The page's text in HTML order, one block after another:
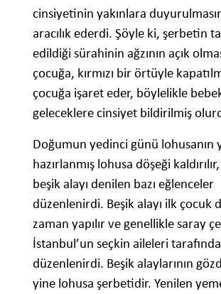
cinsiyetinin yakınlara
aracılık ederdi. Şöyle ki, şerbetin
edildiği sürahinin ağzının açık
çocuğa, kırmızı bir örtüyle
çocuğa işaret eder, böylelikle
geleceklere cinsiyet bildirilmiş
Doğumun yedinci günü lohusanın
hazırlanmış lohusa döşeği
beşik alayı denilen bazı eğlenceler
düzenlenirdi. Beşik alayı ilk çocuk
zaman yapılır ve genellikle saray
İstanbul’un seçkin aileleri
düzenlenirdi. Beşik alaylarının
yine lohusa şerbetidir. Yenilen